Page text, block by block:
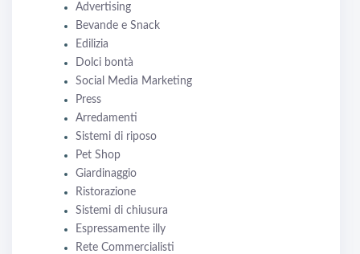
Advertising
Bevande e Snack
Edilizia
Dolci bontà
Social Media Marketing
Press
Arredamenti
Sistemi di riposo
Pet Shop
Giardinaggio
Ristorazione
Sistemi di chiusura
Espressamente illy
Rete Commercialisti